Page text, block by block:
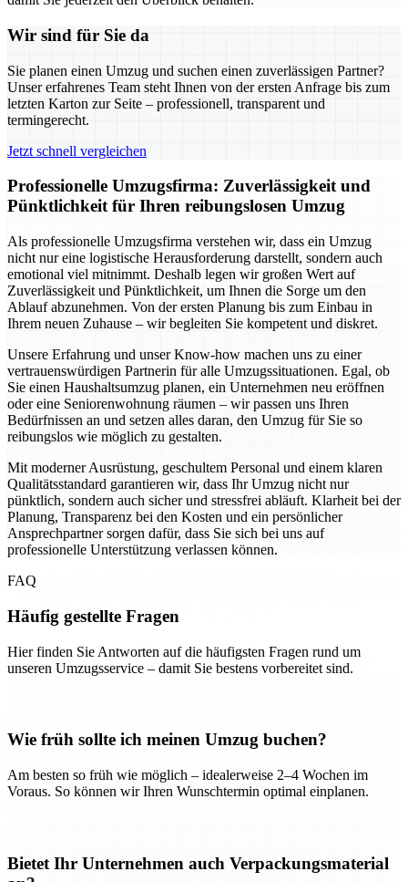
Wir sind für Sie da
Sie planen einen Umzug und suchen einen zuverlässigen Partner?
Unser erfahrenes Team steht Ihnen von der ersten Anfrage bis zum
letzten Karton zur Seite – professionell, transparent und
termingerecht.
Jetzt schnell vergleichen
Professionelle Umzugsfirma: Zuverlässigkeit und
Pünktlichkeit für Ihren reibungslosen Umzug
Als professionelle Umzugsfirma verstehen wir, dass ein Umzug
nicht nur eine logistische Herausforderung darstellt, sondern auch
emotional viel mitnimmt. Deshalb legen wir großen Wert auf
Zuverlässigkeit und Pünktlichkeit, um Ihnen die Sorge um den
Ablauf abzunehmen. Von der ersten Planung bis zum Einbau in
Ihrem neuen Zuhause – wir begleiten Sie kompetent und diskret.
Unsere Erfahrung und unser Know-how machen uns zu einer
vertrauenswürdigen Partnerin für alle Umzugssituationen. Egal, ob
Sie einen Haushaltsumzug planen, ein Unternehmen neu eröffnen
oder eine Seniorenwohnung räumen – wir passen uns Ihren
Bedürfnissen an und setzen alles daran, den Umzug für Sie so
reibungslos wie möglich zu gestalten.
Mit moderner Ausrüstung, geschultem Personal und einem klaren
Qualitätsstandard garantieren wir, dass Ihr Umzug nicht nur
pünktlich, sondern auch sicher und stressfrei abläuft. Klarheit bei der
Planung, Transparenz bei den Kosten und ein persönlicher
Ansprechpartner sorgen dafür, dass Sie sich bei uns auf
professionelle Unterstützung verlassen können.
FAQ
Häufig gestellte Fragen
Hier finden Sie Antworten auf die häufigsten Fragen rund um
unseren Umzugsservice – damit Sie bestens vorbereitet sind.
Wie früh sollte ich meinen Umzug buchen?
Am besten so früh wie möglich – idealerweise 2–4 Wochen im
Voraus. So können wir Ihren Wunschtermin optimal einplanen.
Bietet Ihr Unternehmen auch Verpackungsmaterial